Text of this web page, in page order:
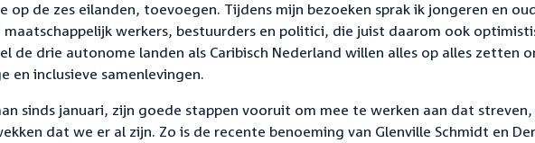
op de zes eilanden, toevoegen. Tijdens mijn bezoeken sprak ik jongeren en
maatschappelijk werkers, bestuurders en politici, die juist daarom ook
de drie autonome landen als Caribisch Nederland willen alles op alles zetten
inclusieve samenlevingen.
sinds januari, zijn goede stappen vooruit om mee te werken aan dat
dat we er al zijn. Zo is de recente benoeming van Glenville Schmidt en